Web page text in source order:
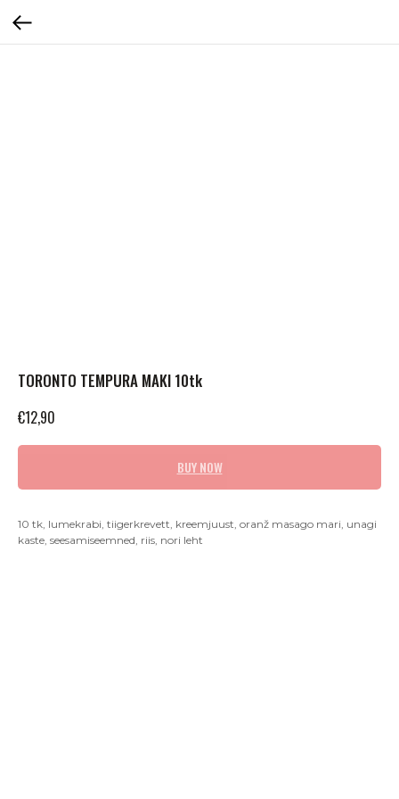
TORONTO TEMPURA MAKI 10tk
€12,90
BUY NOW
10 tk, lumekrabi, tiigerkrevett, kreemjuust, oranž masago mari, unagi
kaste, seesamiseemned, riis, nori leht